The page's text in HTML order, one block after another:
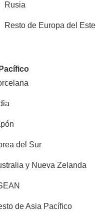
Rusia
Resto de Europa del Este
del Sur
y Nueva Zelanda
de Asia Pacífico